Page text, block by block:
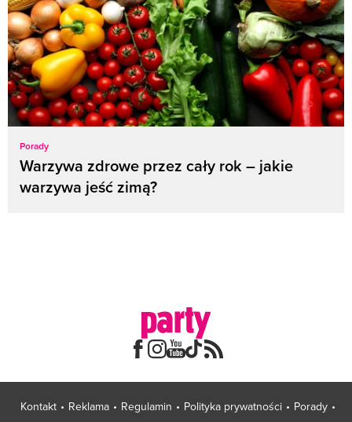
Porady
Warzywa zdrowe przez cały rok – jakie
warzywa jeść zimą?
Kontakt Reklama Regulamin Polityka prywatności
Porady